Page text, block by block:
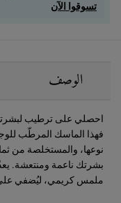
تسوقوا الآن
الوصف
احصلي على ترطيب
فهذا الماسك المرطّب للوجه
نوعها، والمستخلصة من
بشرتك ناعمة ومنتعشة.
ملمس كريمي، ليُضفي على